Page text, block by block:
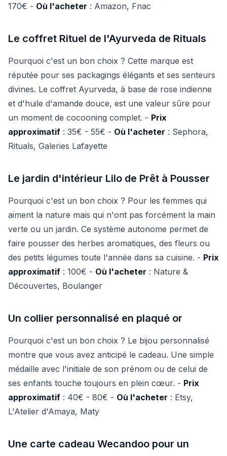
170€ - Où l'acheter : Amazon, Fnac
Le coffret Rituel de l'Ayurveda de Rituals
Pourquoi c'est un bon choix ? Cette marque est
réputée pour ses packagings élégants et ses senteurs
divines. Le coffret Ayurveda, à base de rose indienne
et d'huile d'amande douce, est une valeur sûre pour
un moment de cocooning complet. - Prix
approximatif : 35€ - 55€ - Où l'acheter : Sephora,
Rituals, Galeries Lafayette
Le jardin d'intérieur Lilo de Prêt à Pousser
Pourquoi c'est un bon choix ? Pour les femmes qui
aiment la nature mais qui n'ont pas forcément la main
verte ou un jardin. Ce système autonome permet de
faire pousser des herbes aromatiques, des fleurs ou
des petits légumes toute l'année dans sa cuisine. - Prix
approximatif : 100€ - Où l'acheter : Nature &
Découvertes, Boulanger
Un collier personnalisé en plaqué or
Pourquoi c'est un bon choix ? Le bijou personnalisé
montre que vous avez anticipé le cadeau. Une simple
médaille avec l'initiale de son prénom ou de celui de
ses enfants touche toujours en plein cœur. - Prix
approximatif : 40€ - 80€ - Où l'acheter : Etsy,
L'Atelier d'Amaya, Maty
Une carte cadeau Wecandoo pour un